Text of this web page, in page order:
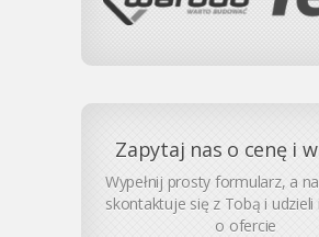
Zapytaj nas o cenę i
Wypełnij prosty formularz, a
skontaktuje się z Tobą i
o ofercie